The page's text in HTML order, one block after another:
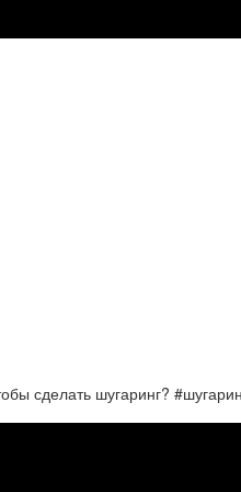
сделать шугаринг?